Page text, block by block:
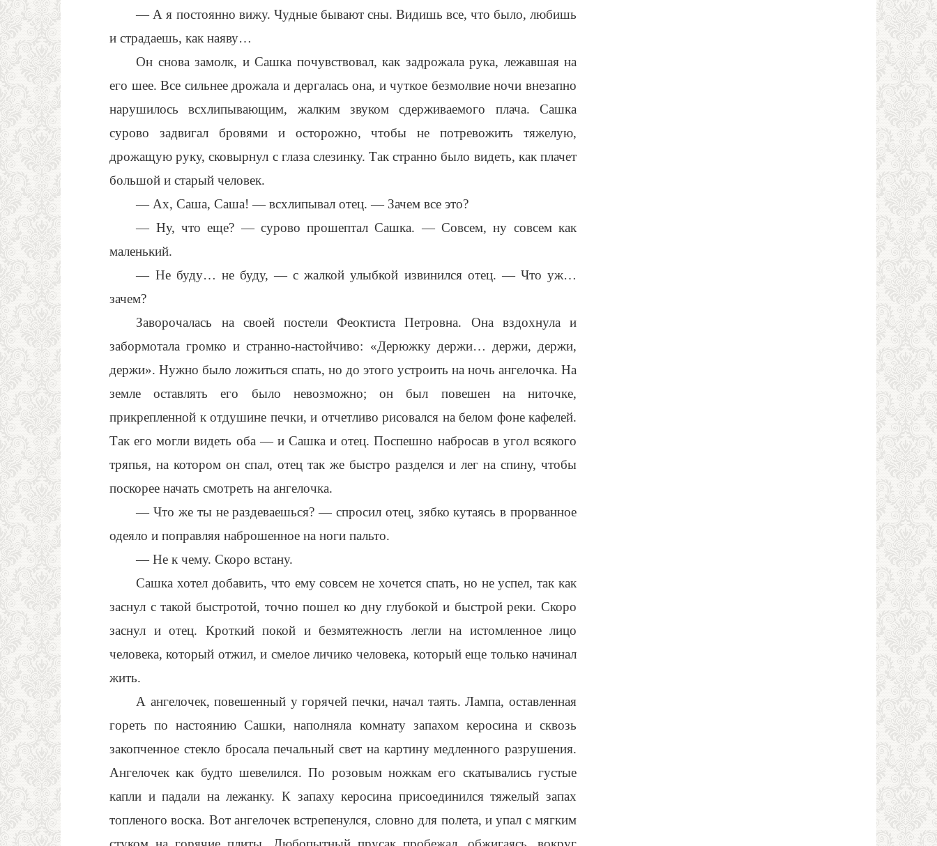
— А я постоянно вижу. Чудные бывают сны. Видишь все, что было, любишь
и страдаешь, как наяву…
Он снова замолк, и Сашка почувствовал, как задрожала рука, лежавшая на
его шее. Все сильнее дрожала и дергалась она, и чуткое безмолвие ночи внезапно
нарушилось всхлипывающим, жалким звуком сдерживаемого плача. Сашка
сурово задвигал бровями и осторожно, чтобы не потревожить тяжелую,
дрожащую руку, сковырнул с глаза слезинку. Так странно было видеть, как плачет
большой и старый человек.
— Ах, Саша, Саша! — всхлипывал отец. — Зачем все это?
— Ну, что еще? — сурово прошептал Сашка. — Совсем, ну совсем как
маленький.
— Не буду… не буду, — с жалкой улыбкой извинился отец. — Что уж…
зачем?
Заворочалась на своей постели Феоктиста Петровна. Она вздохнула и
забормотала громко и странно-настойчиво: «Дерюжку держи… держи, держи,
держи». Нужно было ложиться спать, но до этого устроить на ночь ангелочка. На
земле оставлять его было невозможно; он был повешен на ниточке,
прикрепленной к отдушине печки, и отчетливо рисовался на белом фоне кафелей.
Так его могли видеть оба — и Сашка и отец. Поспешно набросав в угол всякого
тряпья, на котором он спал, отец так же быстро разделся и лег на спину, чтобы
поскорее начать смотреть на ангелочка.
— Что же ты не раздеваешься? — спросил отец, зябко кутаясь в прорванное
одеяло и поправляя наброшенное на ноги пальто.
— Не к чему. Скоро встану.
Сашка хотел добавить, что ему совсем не хочется спать, но не успел, так как
заснул с такой быстротой, точно пошел ко дну глубокой и быстрой реки. Скоро
заснул и отец. Кроткий покой и безмятежность легли на истомленное лицо
человека, который отжил, и смелое личико человека, который еще только начинал
жить.
А ангелочек, повешенный у горячей печки, начал таять. Лампа, оставленная
гореть по настоянию Сашки, наполняла комнату запахом керосина и сквозь
закопченное стекло бросала печальный свет на картину медленного разрушения.
Ангелочек как будто шевелился. По розовым ножкам его скатывались густые
капли и падали на лежанку. К запаху керосина присоединился тяжелый запах
топленого воска. Вот ангелочек встрепенулся, словно для полета, и упал с мягким